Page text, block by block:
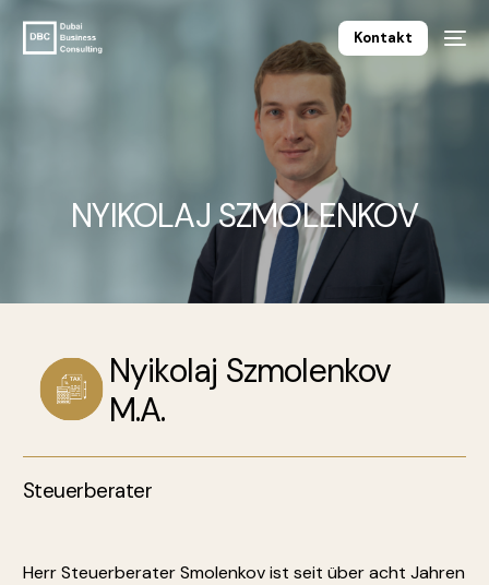
Kontakt
NYIKOLAJ SZMOLENKOV
Nyikolaj Szmolenkov
M.A.
Steuerberater
Herr Steuerberater Smolenkov ist seit über acht Jahren